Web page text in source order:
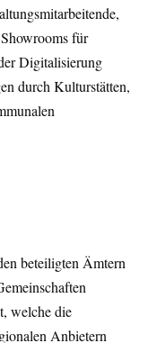
für
Digitalisierung
durch Kulturstätten,
beteiligten Ämtern
welche die
Anbietern